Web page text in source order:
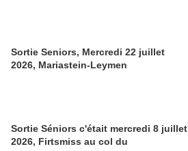
Sortie Seniors, Mercredi 22 juillet
2026, Mariastein-Leymen
Sortie Séniors c'était mercredi 8 juillet
2026, Firtsmiss au col du